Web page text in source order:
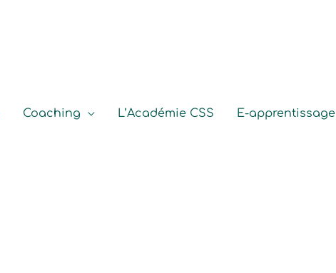
Coaching L’Académie CSS E-apprentissage